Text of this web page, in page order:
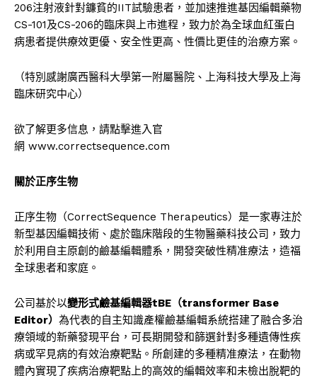
206注射液針對鐮貧的IIT試驗患者，並加速推進基因編輯藥物
CS-101及CS-206的臨床與上市進程，致力於為全球血紅蛋白
病患者提供療效更優、安全性更高、性價比更佳的治療方案。
（特別感謝廣西醫科大學第一附屬醫院、上海科技大學及上海
臨床研究中心）
欲了解更多信息，請點擊進入官
網 www.correctsequence.com
關於正序生物
正序生物（CorrectSequence Therapeutics）是一家專注於
新型基因編輯技術、處於臨床階段的生物醫藥科技公司，致力
於利用自主原創的鹼基編輯體系，開發突破性精准療法，造福
全球患者和家庭。
公司基於以變形式鹼基編輯器tBE（transformer Base
Editor） 為代表的自主知識產權鹼基編輯系統搭建了融合多治
療領域的新藥發現平台，可長期開發和篩選針對多種遺傳性疾
病或罕見病的有效治療靶點。所創建的多種精准療法，在動物
體內實現了疾病治療靶點上的高效的編輯效率和未檢出脫靶的